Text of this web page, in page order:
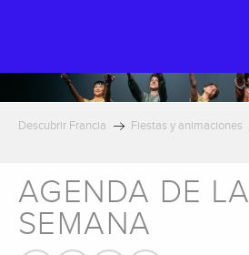
principal
Descubrir Francia Fiestas y animaciones
AGENDA DE LA
SEMANA